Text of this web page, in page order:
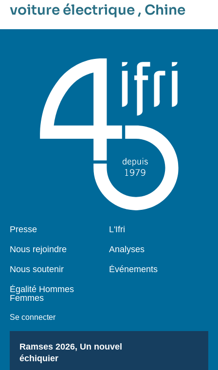
voiture électrique , Chine
Pied
Presse
Nous rejoindre
Nous soutenir
Égalité Hommes
Femmes
Se connecter
Navigation
L'Ifri
Analyses
Événements
Titre
Ramses 2026, Un nouvel
échiquier